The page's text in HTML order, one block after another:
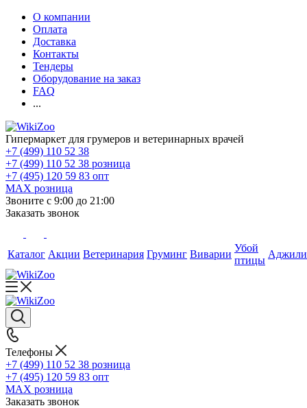
О компании
Оплата
Доставка
Контакты
Тендеры
Оборудование на заказ
FAQ
...
Гипермаркет для грумеров и ветеринарных врачей
+7 (499) 110 52 38
+7 (499) 110 52 38 розница
+7 (495) 120 59 83 опт
MAX розница
Звоните с 9:00 до 21:00
Заказать звонок
Каталог Акции Ветеринария Груминг Виварии
Убой
птицы
Телефоны
+7 (499) 110 52 38 розница
+7 (495) 120 59 83 опт
MAX розница
Заказать звонок